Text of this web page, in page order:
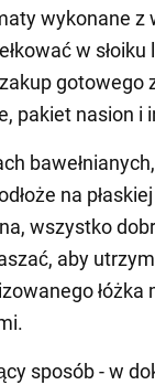
wykonane z
w słoiku
gotowego
pakiet nasion i
na
wszystko
aby
łóżka
sposób - w